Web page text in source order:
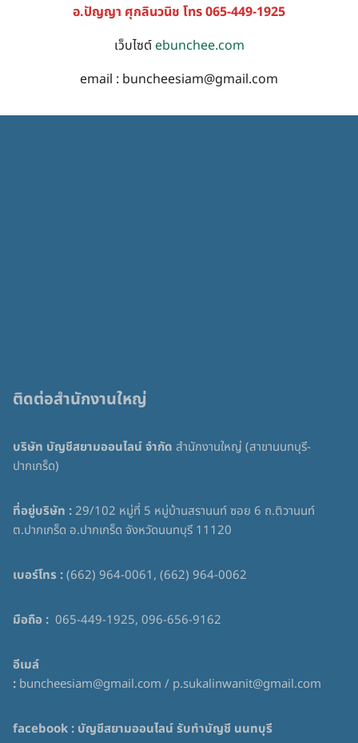
อ.ปัญญา ศุกลินวนิช โทร065-449-1925
เว็บไซต์ ebunchee.com
email : buncheesiam@gmail.com
ติดต่อสำนักงานใหญ่
บริษัท บัญชีสยามออนไลน์ จำกัด สำนักงานใหญ่ (สาขานนทบุรี-
ปากเกร็ด)
ที่อยู่บริษัท :29/102 หมู่ที่ 5 หมู่บ้านสรานนท์ ซอย 6 ถ.ติวานนท์
ต.ปากเกร็ด อ.ปากเกร็ด จังหวัดนนทบุรี 11120
เบอร์โทร :(662) 964-0061, (662) 964-0062
มือถือ : 065-449-1925, 096-656-9162
อีเมล์
: buncheesiam@gmail.com / p.sukalinwanit@gmail.com
facebook : บัญชีสยามออนไลน์ รับทำบัญชี นนทบุรี